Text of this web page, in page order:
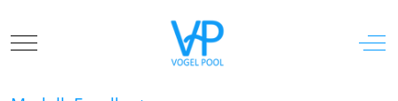
Mobile Menu Toggle Off-